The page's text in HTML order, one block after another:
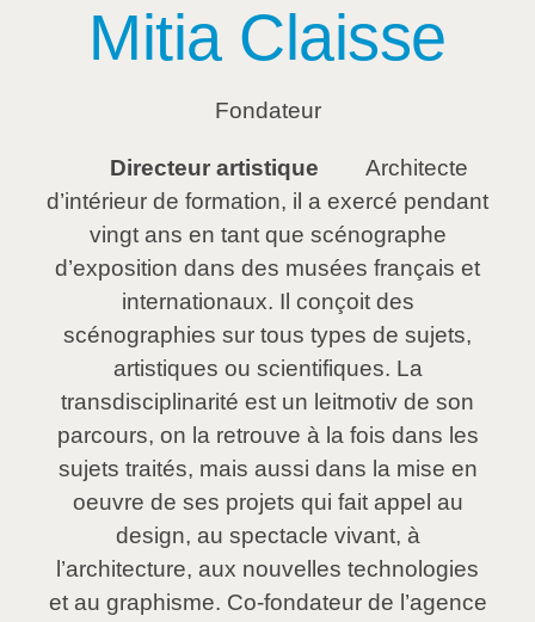
Mitia Claisse
Fondateur
Directeur artistique
Architecte
d’intérieur de formation, il a exercé pendant
vingt ans en tant que scénographe
d’exposition dans des musées français et
internationaux. Il conçoit des
scénographies sur tous types de sujets,
artistiques ou scientifiques. La
transdisciplinarité est un leitmotiv de son
parcours, on la retrouve à la fois dans les
sujets traités, mais aussi dans la mise en
oeuvre de ses projets qui fait appel au
design, au spectacle vivant, à
l’architecture, aux nouvelles technologies
et au graphisme. Co-fondateur de l’agence